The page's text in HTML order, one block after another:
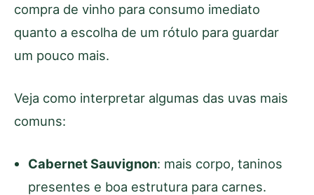
compra de vinho para consumo imediato
quanto a escolha de um rótulo para guardar
um pouco mais.
Veja como interpretar algumas das uvas mais
comuns:
Cabernet Sauvignon: mais corpo, taninos
presentes e boa estrutura para carnes.